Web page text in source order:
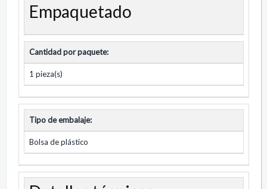
Empaquetado
Cantidad por paquete:
1 pieza(s)
Tipo de embalaje:
Bolsa de plástico